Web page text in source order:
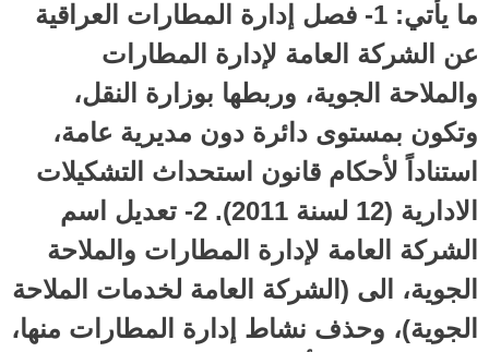
ما يأتي: 1- فصل إدارة المطارات العراقية
عن الشركة العامة لإدارة المطارات
والملاحة الجوية، وربطها بوزارة النقل،
وتكون بمستوى دائرة دون مديرية عامة،
استناداً لأحكام قانون استحداث التشكيلات
الادارية (12 لسنة 2011). 2- تعديل اسم
الشركة العامة لإدارة المطارات والملاحة
الجوية، الى (الشركة العامة لخدمات الملاحة
الجوية)، وحذف نشاط إدارة المطارات منها،